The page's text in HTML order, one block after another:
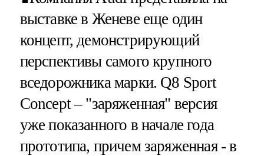
выставке в Женеве еще один
концепт, демонстрирующий
перспективы самого крупного
вседорожника марки. Q8 Sport
Concept – "заряженная" версия
уже показанного в начале года
прототипа, причем заряженная - в